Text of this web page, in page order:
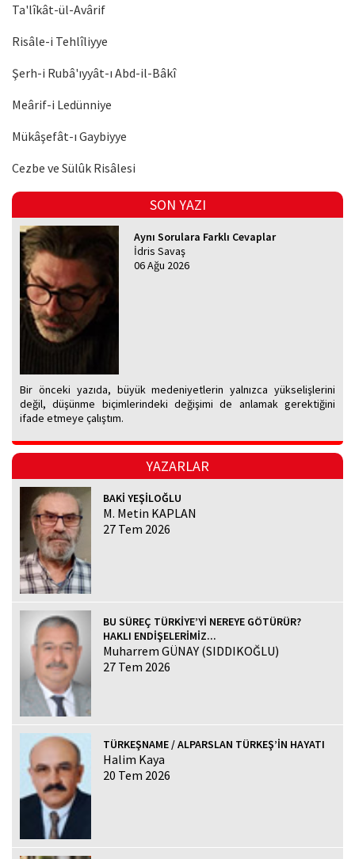
Ta'lîkât-ül-Avârif
Risâle-i Tehlîliyye
Şerh-i Rubâ'ıyyât-ı Abd-il-Bâkî
Meârif-i Ledünniye
Mükâşefât-ı Gaybiyye
Cezbe ve Sülûk Risâlesi
SON YAZI
Aynı Sorulara Farklı Cevaplar
İdris Savaş
06 Ağu 2026
Bir önceki yazıda, büyük medeniyetlerin yalnızca yükselişlerini
değil, düşünme biçimlerindeki değişimi de anlamak gerektiğini
ifade etmeye çalıştım.
YAZARLAR
BAKİ YEŞİLOĞLU
M. Metin KAPLAN
27 Tem 2026
BU SÜREÇ TÜRKİYE’Yİ NEREYE GÖTÜRÜR?
HAKLI ENDİŞELERİMİZ...
Muharrem GÜNAY (SIDDIKOĞLU)
27 Tem 2026
TÜRKEŞNAME / ALPARSLAN TÜRKEŞ’İN HAYATI
Halim Kaya
20 Tem 2026